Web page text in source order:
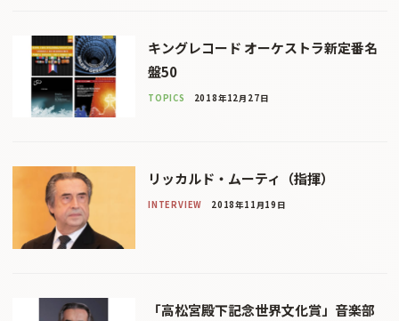
キングレコード オーケストラ新定番名
盤50
TOPICS 2018年12月27日
リッカルド・ムーティ（指揮）
INTERVIEW 2018年11月19日
「高松宮殿下記念世界文化賞」音楽部